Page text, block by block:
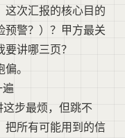
这次汇报的核心目的
预警？）？甲方最关
讲哪三页？
。
遍
步最烦，但跳不
把所有可能用到的信